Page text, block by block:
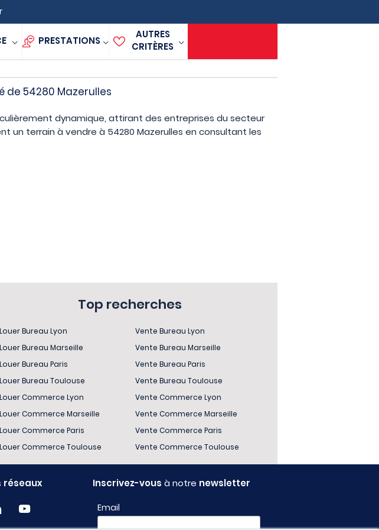
PRESTATIONS
AUTRES
CRITÈRES
54280 Mazerulles
dynamique, attirant des entreprises du secteur
un terrain à vendre à 54280 Mazerulles en consultant les
Top recherches
Louer Bureau Lyon
Louer Bureau Marseille
Louer Bureau Paris
Louer Bureau Toulouse
Louer Commerce Lyon
Louer Commerce Marseille
Louer Commerce Paris
Louer Commerce Toulouse
Vente Bureau Lyon
Vente Bureau Marseille
Vente Bureau Paris
Vente Bureau Toulouse
Vente Commerce Lyon
Vente Commerce Marseille
Vente Commerce Paris
Vente Commerce Toulouse
réseaux Inscrivez-vous à notre newsletter
Email